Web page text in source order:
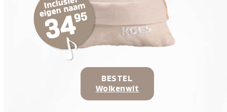
BESTEL
Wolkenwit